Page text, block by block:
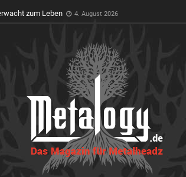
dem Wacken Open Air 3. August 2026